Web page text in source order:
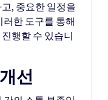
, 중요한 일정을
한 도구를 통해
행할 수 있습니
선